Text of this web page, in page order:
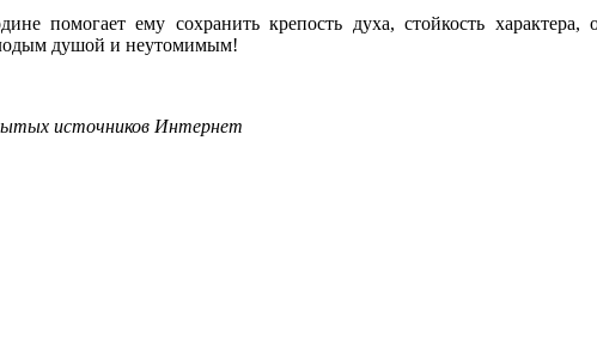
помогает ему сохранить крепость духа, стойкость
душой и неутомимым!
источников Интернет